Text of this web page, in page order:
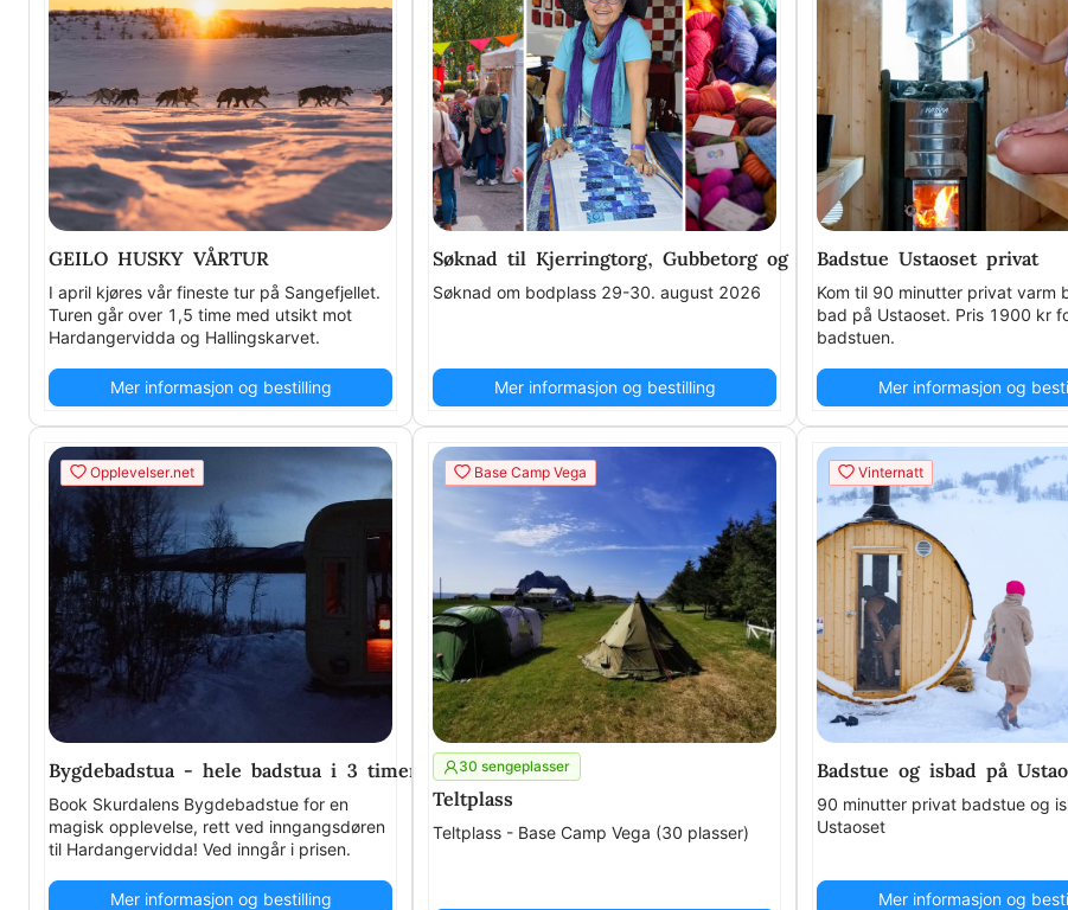
GEILO HUSKY VÅRTUR
I april kjøres vår fineste tur på Sangefjellet.
Turen går over 1,5 time med utsikt mot
Hardangervidda og Hallingskarvet.
Mer informasjon og bestilling
Søknad til Kjerringtorg, Gubbetorg og lokalmattorg 2026
Søknad om bodplass 29-30. august 2026
Mer informasjon og bestilling
Badstue Ustaoset privat
Kom til 90 minutter privat varm
bad på Ustaoset. Pris 1900 kr
badstuen.
Mer informasjon og
Opplevelser.net
Bygdebadstua - hele badstua i 3 timer
Book Skurdalens Bygdebadstue for en
magisk opplevelse, rett ved inngangsdøren
til Hardangervidda! Ved inngår i prisen.
Mer informasjon og bestilling
Base Camp Vega
30 sengeplasser
Teltplass
Teltplass - Base Camp Vega (30 plasser)
Vinternatt
Badstue og isbad på
90 minutter privat badstue og
Ustaoset
Mer informasjon og